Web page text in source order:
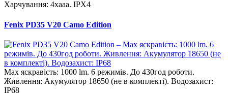
Харчування: 4хааа. IPX4
Fenix PD35 V20 Camo Edition
Max яскравість: 1000 lm. 6 режимів. До 430год роботи.
Живлення: Акумулятор 18650 (не в комплекті). Водозахист:
IP68